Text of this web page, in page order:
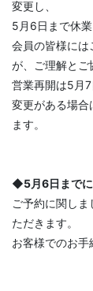
変更し、
5月6日まで休業
会員の皆様には
が、ご理解とご
営業再開は5月7
変更がある場合
ます。
◆5月6日までに
ご予約に関し
ただきます。
お客様でのお手